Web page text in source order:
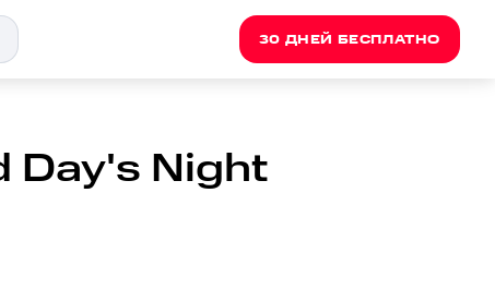
30 ДНЕЙ БЕСПЛАТНО
Day's Night